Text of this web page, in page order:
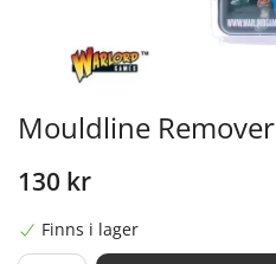
Mouldline Remover
130 kr
Finns i lager